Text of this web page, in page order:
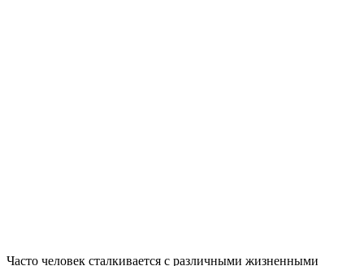
Часто человек сталкивается с различными жизненными